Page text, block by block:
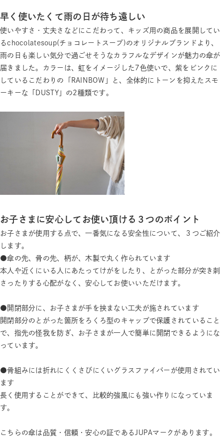
早く使いたくて雨の日が待ち遠しい
使いやすさ・丈夫さなどにこだわって、キッズ用の商品を展開してい
るchocolatesoup(チョコレートスープ)のオリジナルブランドより、
雨の日も楽しい気分で過ごせそうなカラフルなデザインが魅力の傘が
届きました。カラーは、虹をイメージした7色使いで、紫をピンクに
しているこだわりの「RAINBOW」と、全体的にトーンを抑えたスモ
ーキーな「DUSTY」の2種類です。
お子さまに安心してお使い頂ける３つのポイント
お子さまが使用する点で、一番気になる安全性について、３つご紹介
します。
●傘の先、骨の先、柄が、木製で丸く作られています
本人や近くにいる人にあたってけがをしたり、とがった部分が突き刺
さったりする心配がなく、安心してお使いいただけます。
●開閉部分に、お子さまが手を挟まない工夫が施されています
開閉部分のとがった箇所をろくろ型のキャップで保護されていること
で、指先の怪我を防ぎ、お子さまが一人で簡単に開閉できるようにな
っています。
●骨組みには折れにくくさびにくいグラスファイバーが使用されてい
ます
長く使用することができて、比較的強風にも強い作りになっていま
す。
こちらの傘は品質・信頼・安心の証であるJUPAマークがあります。